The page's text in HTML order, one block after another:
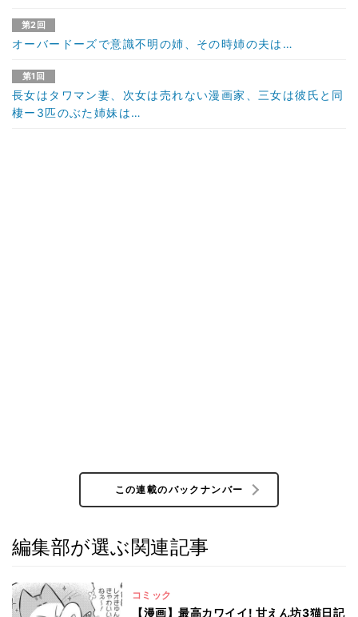
第2回
オーバードーズで意識不明の姉、その時姉の夫は…
第1回
長女はタワマン妻、次女は売れない漫画家、三女は彼氏と同
棲ー3匹のぶた姉妹は…
この連載のバックナンバー
編集部が選ぶ関連記事
コミック
【漫画】最高カワイイ! 甘えん坊3猫日記